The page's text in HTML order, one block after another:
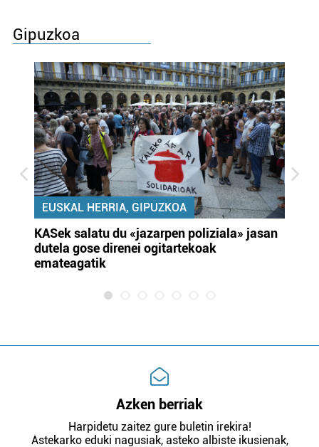
Gipuzkoa
EUSKAL HERRIA, GIPUZKOA
KASek salatu du «jazarpen poliziala» jasan
dutela gose direnei ogitartekoak
emateagatik
Azken berriak
Harpidetu zaitez gure buletin irekira!
Astekarko eduki nagusiak, asteko albiste ikusienak,